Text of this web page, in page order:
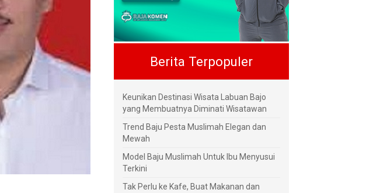
Berita Terpopuler
Keunikan Destinasi Wisata Labuan Bajo
yang Membuatnya Diminati Wisatawan
Trend Baju Pesta Muslimah Elegan dan
Mewah
Model Baju Muslimah Untuk Ibu Menyusui
Terkini
Tak Perlu ke Kafe, Buat Makanan dan